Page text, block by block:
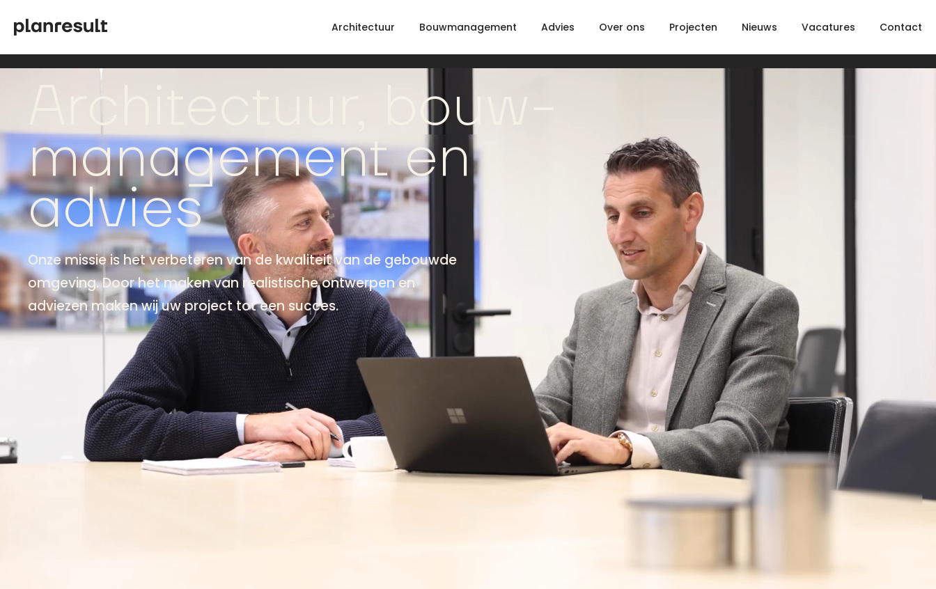
Architectuur Bouwmanagement Advies Over ons Projecten Nieuws Vacatures Contact
Architectuur, bouw­
management en
advies
Onze missie is het verbeteren van de kwaliteit van de gebouwde
omgeving. Door het maken van realistische ontwerpen en
adviezen maken wij uw project tot een succes.